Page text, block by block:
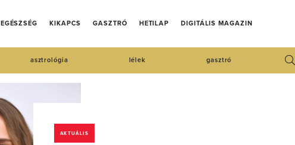
EGÉSZSÉG KIKAPCS GASZTRÓ HETILAP DIGITÁLIS MAGAZIN
asztrológia lélek gasztró
AKTUÁLIS